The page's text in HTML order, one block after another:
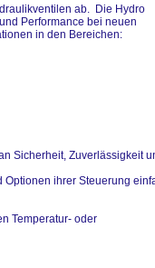
ab. Die Hydro
Performance bei neuen
in den Bereichen:
Sicherheit, Zuverlässigkeit
ihrer Steuerung
Temperatur- oder